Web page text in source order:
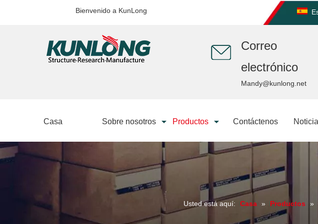
Bienvenido a KunLong
Correo
electrónico
Mandy@kunlong.net
Casa Sobre nosotros Productos Contáctenos
Usted está aquí: Casa » Productos »